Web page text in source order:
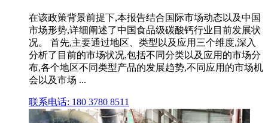
在该政策背景前提下,本报告结合国际市场动态以及中国
市场形势,详细阐述了中国食品级碳酸钙行业目前发展状
况。 首先,主要通过地区、类型以及应用三个维度,深入
分析了目前的市场状况,包括不同分类以及应用的市场分
布,各个地区不同类型产品的发展趋势,不同应用的市场机
会以及市场 ...
联系电话: 180 3780 8511